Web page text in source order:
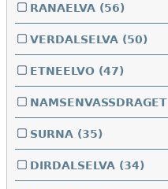
RANAELVA (56)
VERDALSELVA (50)
ETNEELVO (47)
NAMSENVASSDRAGET
SURNA (35)
DIRDALSELVA (34)